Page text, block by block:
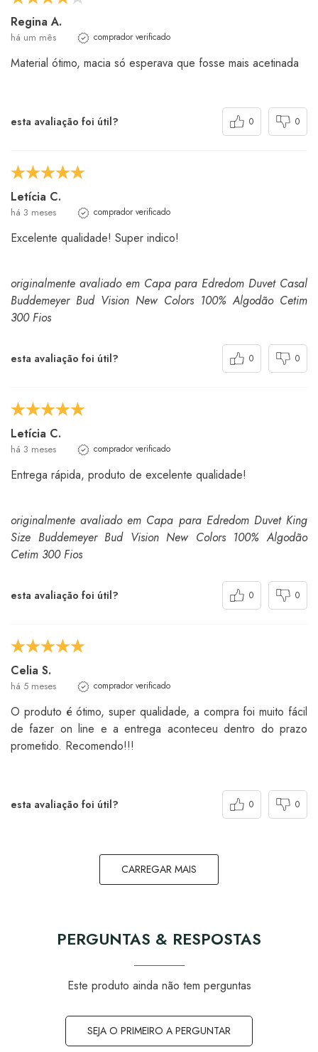
Regina A.
há um mês comprador verificado
Material ótimo, macia só esperava que fosse mais acetinada
esta avaliação foi útil? 0 0
Letícia C.
há 3 meses comprador verificado
Excelente qualidade! Super indico!
originalmente avaliado em Capa para Edredom Duvet Casal
Buddemeyer Bud Vision New Colors 100% Algodão Cetim
300 Fios
esta avaliação foi útil? 0 0
Letícia C.
há 3 meses comprador verificado
Entrega rápida, produto de excelente qualidade!
originalmente avaliado em Capa para Edredom Duvet King
Size Buddemeyer Bud Vision New Colors 100% Algodão
Cetim 300 Fios
esta avaliação foi útil? 0 0
Celia S.
há 5 meses comprador verificado
O produto é ótimo, super qualidade, a compra foi muito fácil
de fazer on line e a entrega aconteceu dentro do prazo
prometido. Recomendo!!!
esta avaliação foi útil? 0 0
CARREGAR MAIS
PERGUNTAS & RESPOSTAS
Este produto ainda não tem perguntas
SEJA O PRIMEIRO A PERGUNTAR